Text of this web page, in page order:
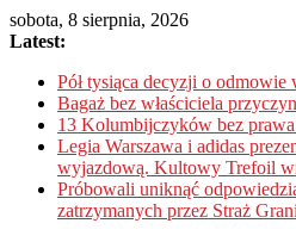
sobota, 8 sierpnia, 2026
Latest:
Pół tysiąca decyzji o odmowie
Bagaż bez właściciela
13 Kolumbijczyków bez
Legia Warszawa i adidas
wyjazdową. Kultowy Trefoil
Próbowali uniknąć
zatrzymanych przez Straż